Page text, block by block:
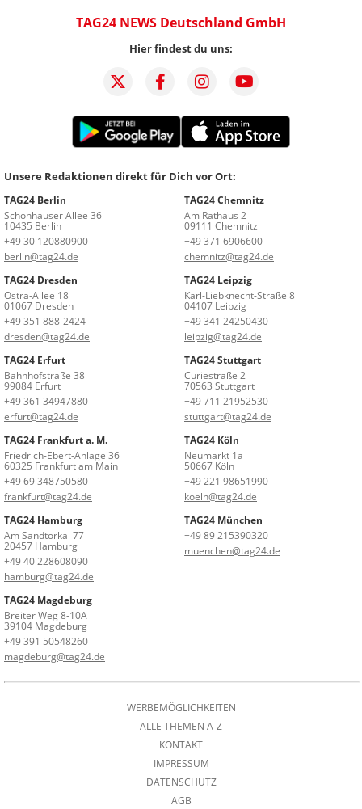
TAG24 NEWS Deutschland GmbH
Hier findest du uns:
Unsere Redaktionen direkt für Dich vor Ort:
TAG24 Berlin
Schönhauser Allee 36
10435 Berlin
+49 30 120880900
berlin@tag24.de
TAG24 Chemnitz
Am Rathaus 2
09111 Chemnitz
+49 371 6906600
chemnitz@tag24.de
TAG24 Dresden
Ostra-Allee 18
01067 Dresden
+49 351 888-2424
dresden@tag24.de
TAG24 Leipzig
Karl-Liebknecht-Straße 8
04107 Leipzig
+49 341 24250430
leipzig@tag24.de
TAG24 Erfurt
Bahnhofstraße 38
99084 Erfurt
+49 361 34947880
erfurt@tag24.de
TAG24 Stuttgart
Curiestraße 2
70563 Stuttgart
+49 711 21952530
stuttgart@tag24.de
TAG24 Frankfurt a. M.
Friedrich-Ebert-Anlage 36
60325 Frankfurt am Main
+49 69 348750580
frankfurt@tag24.de
TAG24 Köln
Neumarkt 1a
50667 Köln
+49 221 98651990
koeln@tag24.de
TAG24 Hamburg
Am Sandtorkai 77
20457 Hamburg
+49 40 228608090
hamburg@tag24.de
TAG24 München
+49 89 215390320
muenchen@tag24.de
TAG24 Magdeburg
Breiter Weg 8-10A
39104 Magdeburg
+49 391 50548260
magdeburg@tag24.de
WERBEMÖGLICHKEITEN
ALLE THEMEN A-Z
KONTAKT
IMPRESSUM
DATENSCHUTZ
AGB